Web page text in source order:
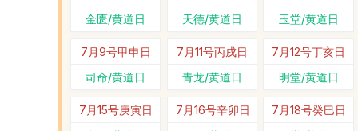
金匮/黄道日
天德/黄道日
玉堂/黄道日
7月9号甲申日
司命/黄道日
7月11号丙戌日
青龙/黄道日
7月12号丁亥日
明堂/黄道日
7月15号庚寅日
7月16号辛卯日
7月18号癸巳日